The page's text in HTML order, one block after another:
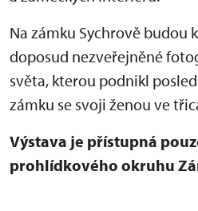
Na zámku Sychrově budou
doposud nezveřejněné
světa, kterou podnikl
zámku se svoji ženou ve
Výstava je přístupná
prohlídkového okruhu